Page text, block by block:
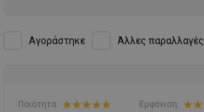
Αγοράστηκε Άλλες παραλλαγές
Ποιότητα: Εμφάνιση: